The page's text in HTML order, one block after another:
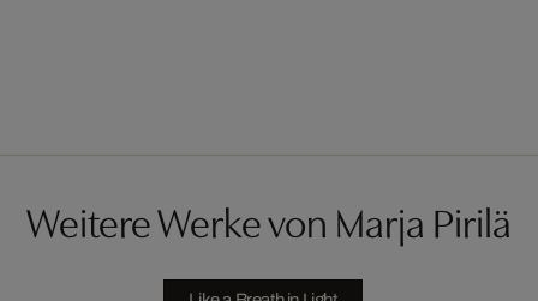
Weitere Werke von Marja Pirilä